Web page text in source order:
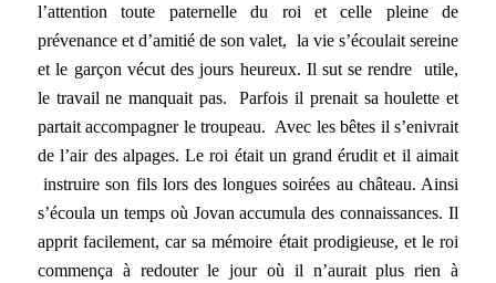
l’attention toute paternelle du roi et celle pleine de
prévenance et d’amitié de son valet, la vie s’écoulait sereine
et le garçon vécut des jours heureux. Il sut se rendre utile,
le travail ne manquait pas. Parfois il prenait sa houlette et
partait accompagner le troupeau. Avec les bêtes il s’enivrait
de l’air des alpages. Le roi était un grand érudit et il aimait
instruire son fils lors des longues soirées au château. Ainsi
s’écoula un temps où Jovan accumula des connaissances. Il
apprit facilement, car sa mémoire était prodigieuse, et le roi
commença à redouter le jour où il n’aurait plus rien à